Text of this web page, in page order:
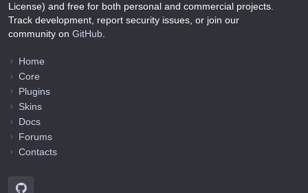
License) and free for both personal and commercial projects.
Track development, report security issues, or join our
community on GitHub.
Home
Core
Plugins
Skins
Docs
Forums
Contacts